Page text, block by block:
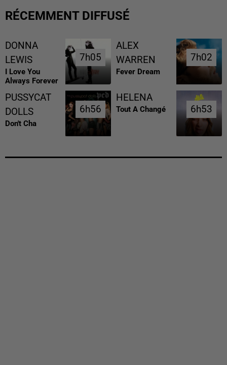
RÉCEMMENT DIFFUSÉ
DONNA
LEWIS
I Love You
Always Forever
7h05
7h05
ALEX
WARREN
Fever Dream
7h02
7h02
PUSSYCAT
DOLLS
Don't Cha
6h56
6h56
HELENA
Tout A Changé 6h53
6h53